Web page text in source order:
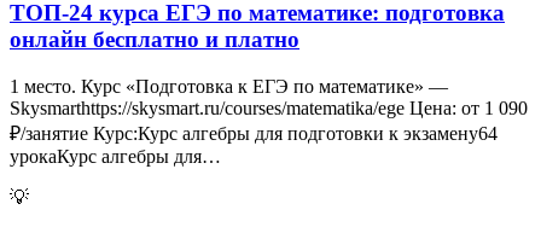
ТОП-24 курса ЕГЭ по математике: подготовка
онлайн бесплатно и платно
1 место. Курс «Подготовка к ЕГЭ по математике» —
Skysmarthttps://skysmart.ru/courses/matematika/ege Цена: от 1 090
₽/занятие Курс:Курс алгебры для подготовки к экзамену64
урокаКурс алгебры для…
💡